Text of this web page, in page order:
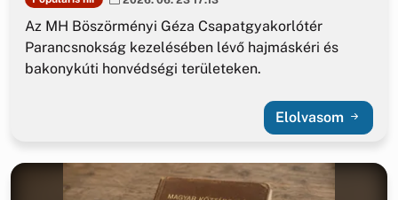
Az MH Böszörményi Géza Csapatgyakorlótér
Parancsnokság kezelésében lévő hajmáskéri és
bakonykúti honvédségi területeken.
Elolvasom